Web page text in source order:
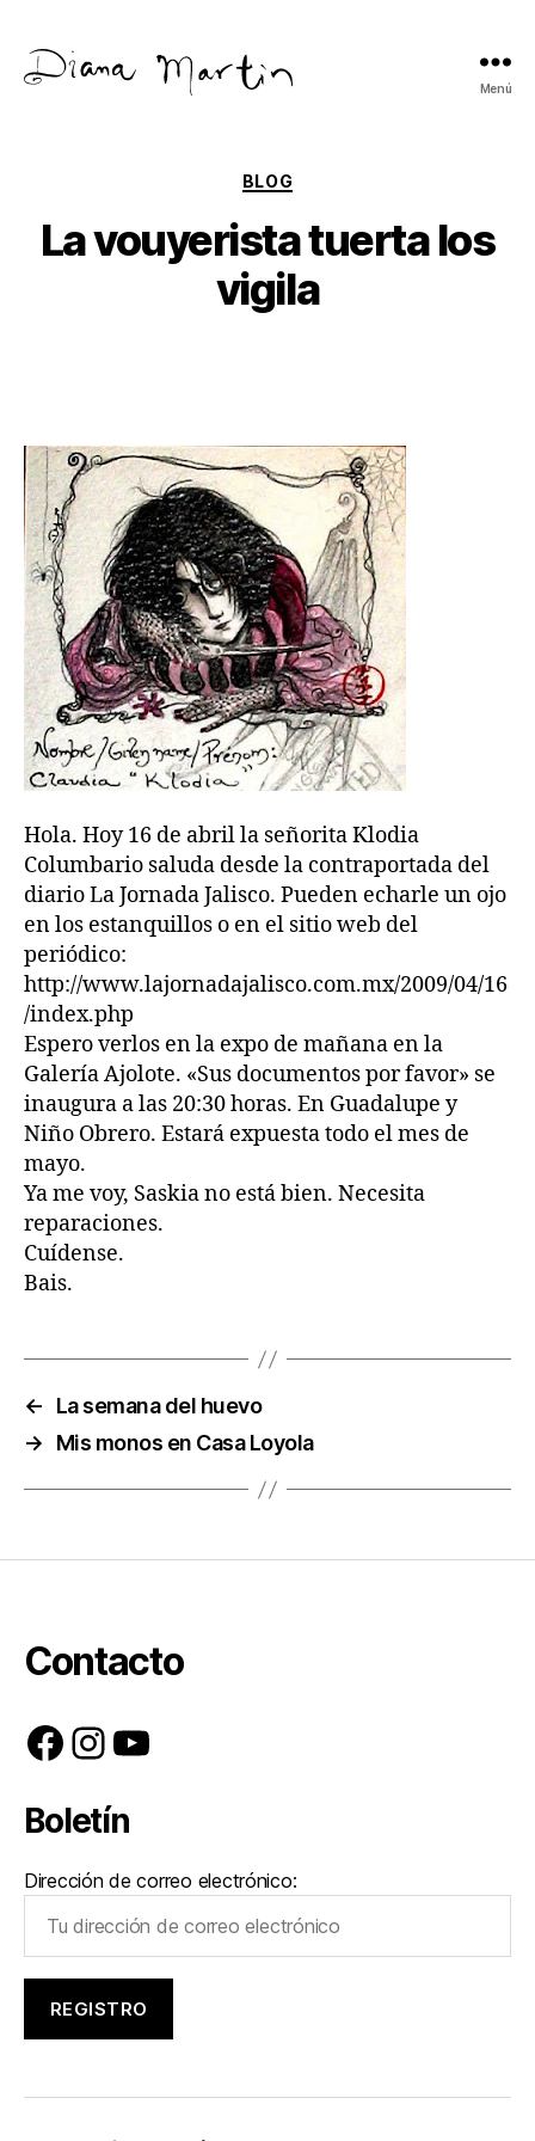
Menú
Categorías
BLOG
La vouyerista tuerta los
vigila
Hola. Hoy 16 de abril la señorita Klodia
Columbario saluda desde la contraportada del
diario La Jornada Jalisco. Pueden echarle un ojo
en los estanquillos o en el sitio web del
periódico:
http://www.lajornadajalisco.com.mx/2009/04/16
/index.php
Espero verlos en la expo de mañana en la
Galería Ajolote. «Sus documentos por favor» se
inaugura a las 20:30 horas. En Guadalupe y
Niño Obrero. Estará expuesta todo el mes de
mayo.
Ya me voy, Saskia no está bien. Necesita
reparaciones.
Cuídense.
Bais.
←
La semana del huevo
→
Mis monos en Casa Loyola
Contacto
Facebook
Instagram
YouTube
Boletín
Dirección de correo electrónico: